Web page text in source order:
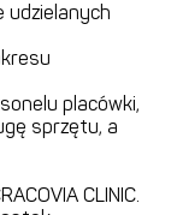
udzielanych
placówki,
sprzętu, a
CLINIC.